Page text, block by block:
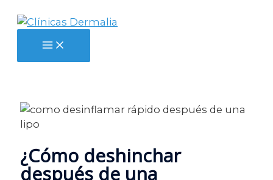
contenido
Main
Menu
¿Cómo deshinchar
después de una